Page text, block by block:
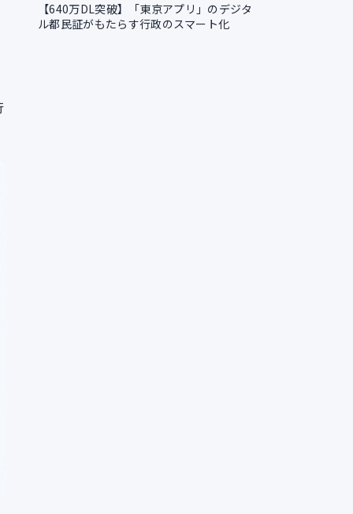
【640万DL突破】「東京アプリ」のデジタ
ル都民証がもたらす行政のスマート化